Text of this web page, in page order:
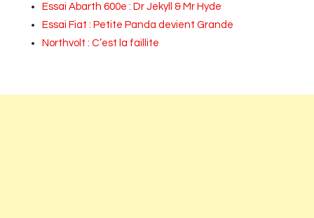
Essai Abarth 600e : Dr Jekyll & Mr Hyde
Essai Fiat : Petite Panda devient Grande
Northvolt : C’est la faillite